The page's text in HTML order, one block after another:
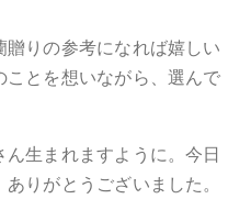
りの参考になれば嬉しい
とを想いながら、選んで
生まれますように。今日
りがとうございました。